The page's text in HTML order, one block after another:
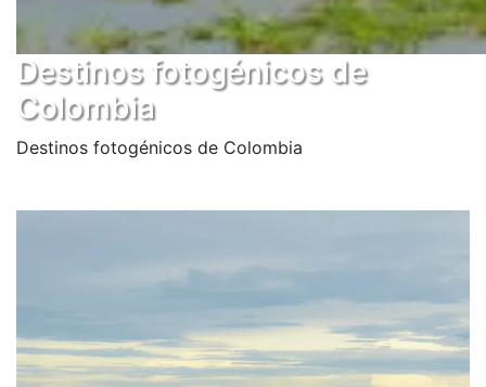
Destinos fotogénicos de
Colombia
Destinos fotogénicos de Colombia